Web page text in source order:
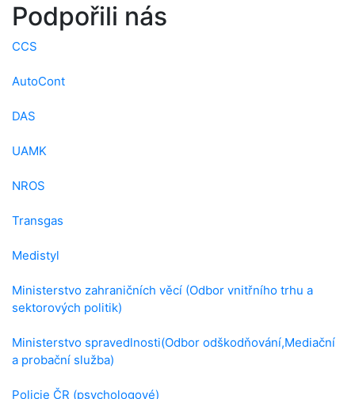
Podpořili nás
CCS
AutoCont
DAS
UAMK
NROS
Transgas
Medistyl
Ministerstvo zahraničních věcí (Odbor vnitřního trhu a
sektorových politik)
Ministerstvo spravedlnosti(Odbor odškodňování,Mediační
a probační služba)
Policie ČR (psychologové)